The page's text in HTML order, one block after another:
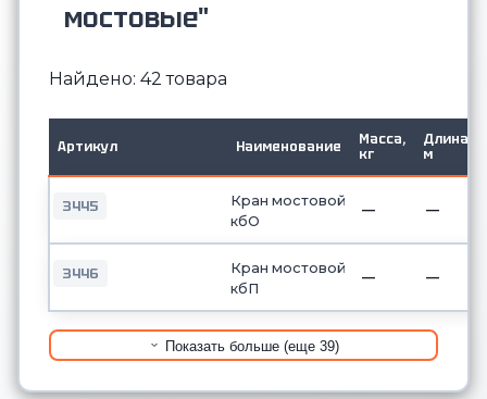
мостовые"
Найдено: 42 товара
Артикул Наименование
Масса,
кг
Длина,
м
3445
Кран мостовой
кбО
— —
3446
Кран мостовой
кбП
— —
Показать больше (еще 39)